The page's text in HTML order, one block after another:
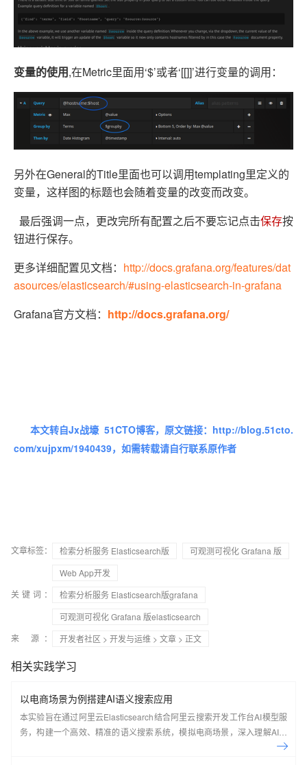
变量的使用,在Metric里面用‘$’或者‘[[]]’进行变量的调用：
另外在General的Title里面也可以调用templating里定义的
变量，这样图的标题也会随着变量的改变而改变。
最后强调一点，更改完所有配置之后不要忘记点击保存按
钮进行保存。
更多详细配置见文档： http://docs.grafana.org/features/dat
asources/elasticsearch/#using-elasticsearch-in-grafana
Grafana官方文档： http://docs.grafana.org/
本文转自Jx战壕 51CTO博客，原文链接：http://blog.51cto.
com/xujpxm/1940439，如需转载请自行联系原作者
文章标签： 检索分析服务 Elasticsearch版
可观测可视化 Grafana 版
Web App开发
关键词：
检索分析服务 Elasticsearch版grafana
可观测可视化 Grafana 版elasticsearch
来 源：
开发者社区 > 开发与运维 > 文章 > 正文
相关实践学习
以电商场景为例搭建AI语义搜索应用
本实验旨在通过阿里云Elasticsearch结合阿里云搜索开发工作台AI模型服
务，构建一个高效、精准的语义搜索系统，模拟电商场景，深入理解AI搜